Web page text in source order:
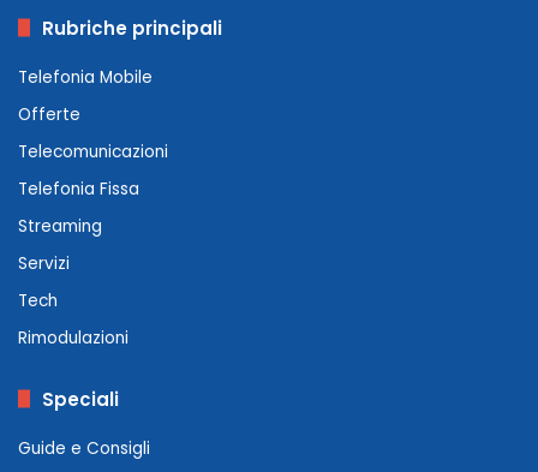
Rubriche principali
Telefonia Mobile
Offerte
Telecomunicazioni
Telefonia Fissa
Streaming
Servizi
Tech
Rimodulazioni
Speciali
Guide e Consigli